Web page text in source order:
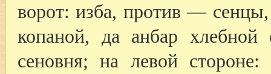
ворот: изба, против — сенцы,
копаной, да анбар
сеновня; на левой